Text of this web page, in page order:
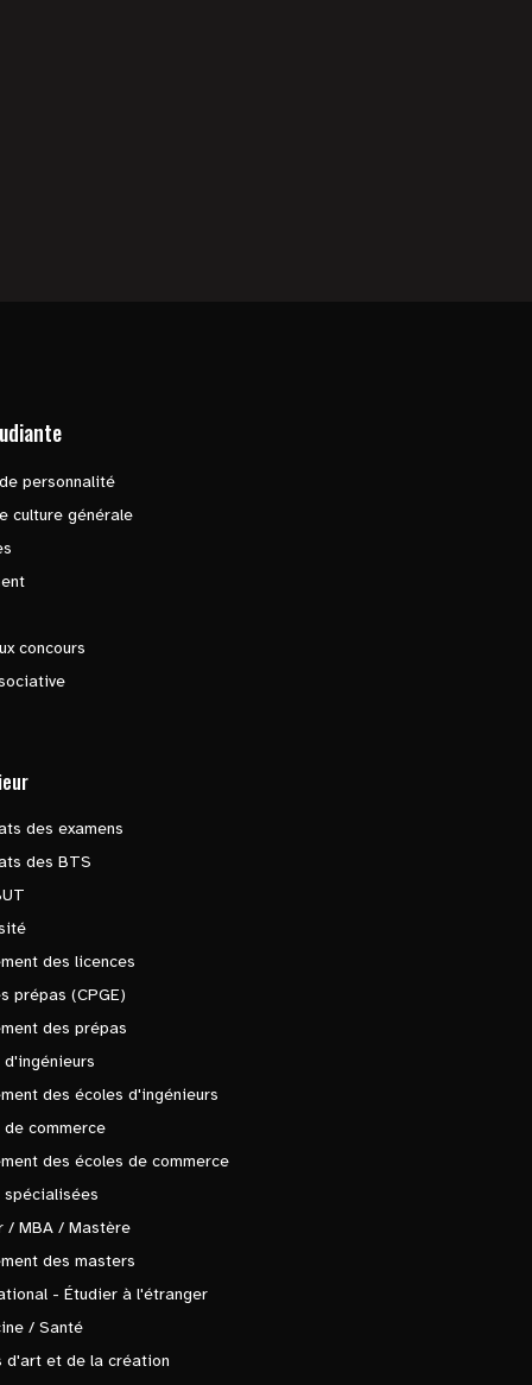
personnalité
culture générale
concours
des examens
des BTS
des licences
prépas (CPGE)
des prépas
d'ingénieurs
des écoles d'ingénieurs
de commerce
des écoles de commerce
spécialisées
/ MBA / Mastère
des masters
- Étudier à l'étranger
/ Santé
d'art et de la création